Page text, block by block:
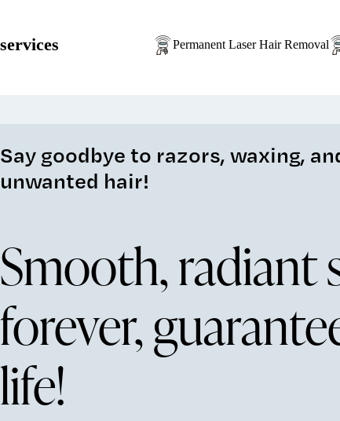
services Permanent Laser Hair Removal
Say goodbye to razors, waxing,
unwanted hair!
Smooth, radiant
forever,
life!